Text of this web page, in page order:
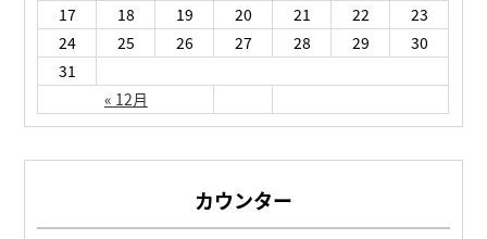
« 12月
17
18 19 20 21 22
23
24
25 26 27 28 29
30
31